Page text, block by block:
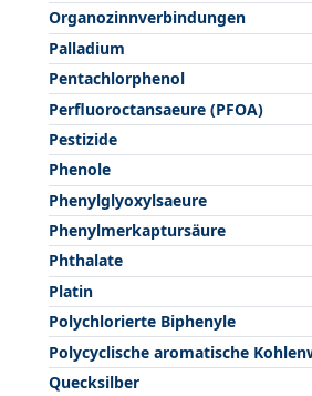
Organozinnverbindungen
Palladium
Pentachlorphenol
Perfluoroctansaeure (PFOA)
Pestizide
Phenole
Phenylglyoxylsaeure
Phenylmerkaptursäure
Phthalate
Platin
Polychlorierte Biphenyle
Polycyclische aromatische
Quecksilber